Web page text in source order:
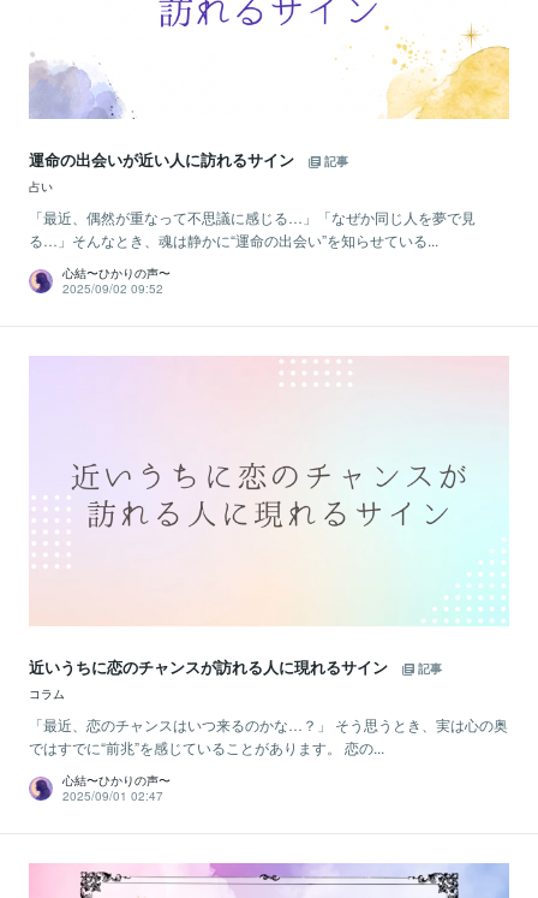
運命の出会いが近い人に訪れるサイン
記事
占い
「最近、偶然が重なって不思議に感じる…」「なぜか同じ人を夢で見
る…」そんなとき、魂は静かに“運命の出会い”を知らせている...
心結〜ひかりの声〜
2025/09/02 09:52
近いうちに恋のチャンスが訪れる人に現れるサイン
記事
コラム
「最近、恋のチャンスはいつ来るのかな…？」 そう思うとき、実は心の奥
ではすでに“前兆”を感じていることがあります。 恋の...
心結〜ひかりの声〜
2025/09/01 02:47